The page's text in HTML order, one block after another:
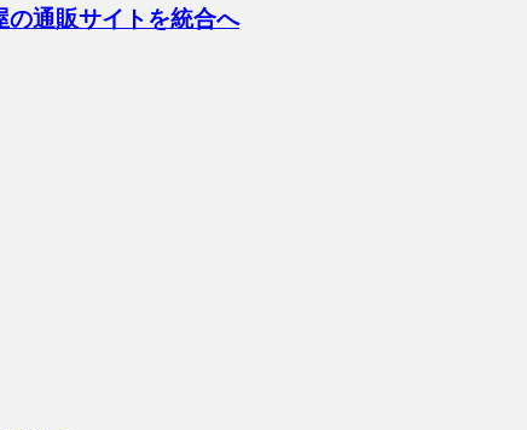
の通販サイトを統合へ